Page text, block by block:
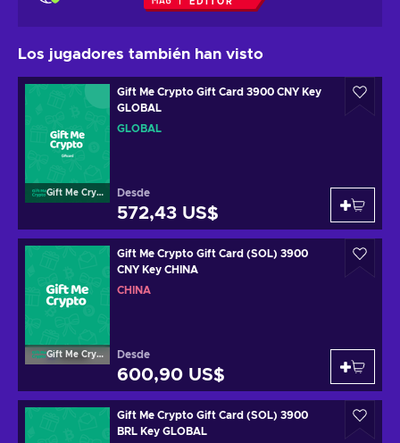
Los jugadores también han visto
Gift Me Crypto
Gift Me Crypto Gift Card 3900 CNY Key
GLOBAL
GLOBAL
Desde
572,43 US$
Gift Me Crypto
Gift Me Crypto Gift Card (SOL) 3900
CNY Key CHINA
CHINA
Desde
600,90 US$
Gift Me Crypto Gift Card (SOL) 3900
BRL Key GLOBAL